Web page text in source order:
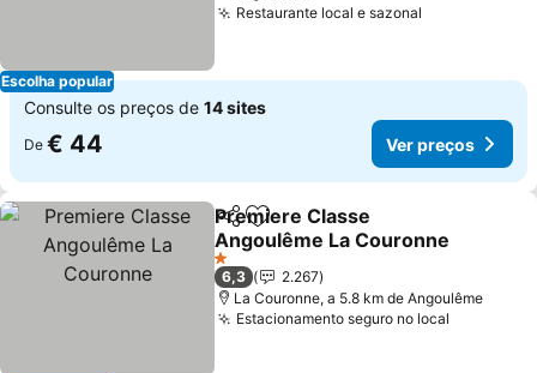
Escolha popular
Restaurante local e sazonal
Consulte os preços de 14 sites
De € 44 Ver preços
PartilharAdicionar aos favoritos
Premiere Classe
Angoulême La Couronne
1 Estrelas
6,3
2.267
La Couronne, a 5.8 km de Angoulême
Estacionamento seguro no local